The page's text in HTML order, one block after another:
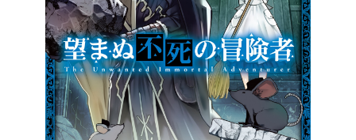
オーバーラップノベルスf
ロサージュノベルス